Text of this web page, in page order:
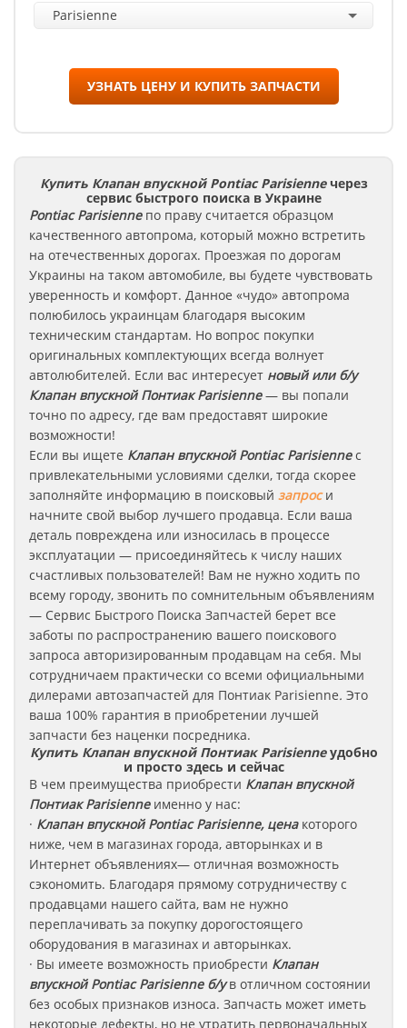
Parisienne
УЗНАТЬ ЦЕНУ И КУПИТЬ ЗАПЧАСТИ
Купить Клапан впускной Pontiac Parisienne через
сервис быстрого поиска в Украине
PontiacParisienneпо праву считается образцом
качественного автопрома, который можно встретить
на отечественных дорогах. Проезжая по дорогам
Украины на таком автомобиле, вы будете чувствовать
уверенность и комфорт. Данное «чудо» автопрома
полюбилось украинцам благодаря высоким
техническим стандартам. Но вопрос покупки
оригинальных комплектующих всегда волнует
автолюбителей. Если вас интересует новый или б/у
Клапан впускнойПонтиакParisienne— вы попали
точно по адресу, где вам предоставят широкие
возможности!
Если вы ищете Клапан впускнойPontiacParisienneс
привлекательными условиями сделки, тогда скорее
заполняйте информацию в поисковый запроси
начните свой выбор лучшего продавца. Если ваша
деталь повреждена или износилась в процессе
эксплуатации — присоединяйтесь к числу наших
счастливых пользователей! Вам не нужно ходить по
всему городу, звонить по сомнительным объявлениям
— Сервис Быстрого Поиска Запчастей берет все
заботы по распространению вашего поискового
запроса авторизированным продавцам на себя. Мы
сотрудничаем практически со всеми официальными
дилерами автозапчастей для Понтиак Parisienne. Это
ваша 100% гарантия в приобретении лучшей
запчасти без наценки посредника.
Купить Клапан впускной Понтиак Parisienne удобно
и просто здесь и сейчас
В чем преимущества приобрести Клапан впускной
ПонтиакParisienneименно у нас:
· Клапан впускной Pontiac Parisienne, цена которого
ниже, чем в магазинах города, авторынках и в
Интернет объявлениях— отличная возможность
сэкономить. Благодаря прямому сотрудничеству с
продавцами нашего сайта, вам не нужно
переплачивать за покупку дорогостоящего
оборудования в магазинах и авторынках.
· Вы имеете возможность приобрести Клапан
впускной Pontiac Parisienne б/ув отличном состоянии
без особых признаков износа. Запчасть может иметь
некоторые дефекты, но не утратить первоначальных